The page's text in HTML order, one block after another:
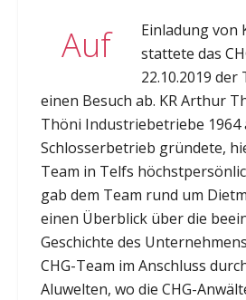
Auf
Einladung von
stattete das
22.10.2019
einen Besuch ab. KR Arthur
Thöni Industriebetriebe 1964
Schlosserbetrieb gründete,
Team in Telfs
gab dem Team rund um
einen Überblick über die
Geschichte des
CHG-Team im Anschluss
Aluwelten, wo die CHG-